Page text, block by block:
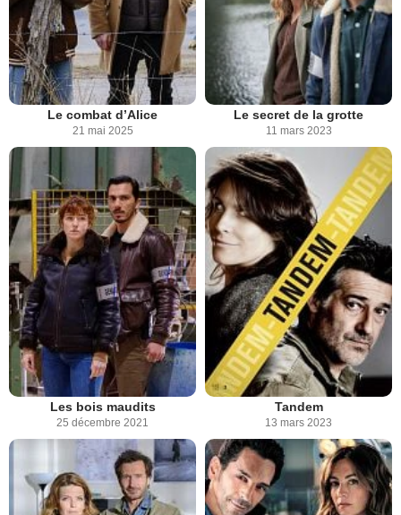
Le combat d’Alice
21 mai 2025
Le secret de la grotte
11 mars 2023
Les bois maudits
25 décembre 2021
Tandem
13 mars 2023